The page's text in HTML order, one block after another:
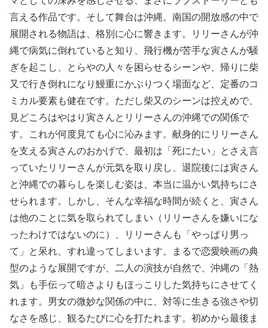
言える作品です。そして舞台は沖縄。南国の開放感の中で
展開される物語は、格別に心に響きます。リリーさんが沖
縄で病気に倒れていると知り、飛行機が苦手な寅さんが騒
ぎを起こし、とらやの人々を困らせるシーンや、帰りに柴
又で行き倒れになり鰻重にかぶりつく場面など、定番のコ
ミカル要素も健在です。ただし柴又のシーンは控えめで、
見どころはやはり寅さんとリリーさんの沖縄での関係で
す。これが何度見ても心に沁みます。献身的にリリーさん
を支える寅さんのおかげで、最初は「死にたい」とさえ言
っていたリリーさんが元気を取り戻し、退院後には寅さん
と沖縄での暮らしを楽しむ姿は、本当に温かい気持ちにさ
せられます。しかし、そんな幸福な時間が続くと、寅さん
は他のことに気を取られてしまい（リリーさんを嫌いにな
ったわけではないのに）、リリーさんも「やっぱり男っ
て」と呆れ、すれ違ってしまいます。まるで恋愛映画の典
型のような展開ですが、二人の演技が自然で、沖縄の「熱
気」も手伝って暗さよりもほっこりした気持ちにさせてく
れます。男女の微妙な関係の中に、対等に生きる強さや切
なさを感じ、観るたびに心を打たれます。初めから最後ま